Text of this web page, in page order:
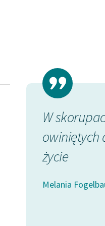
W
owiniętych
życie
Melania